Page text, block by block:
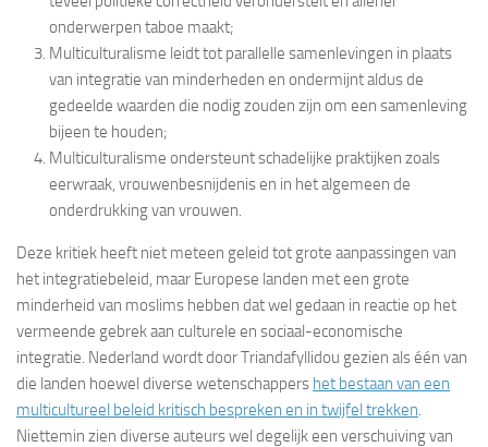
onderwerpen taboe maakt;
Multiculturalisme leidt tot parallelle samenlevingen in plaats
van integratie van minderheden en ondermijnt aldus de
gedeelde waarden die nodig zouden zijn om een samenleving
bijeen te houden;
Multiculturalisme ondersteunt schadelijke praktijken zoals
eerwraak, vrouwenbesnijdenis en in het algemeen de
onderdrukking van vrouwen.
Deze kritiek heeft niet meteen geleid tot grote aanpassingen van
het integratiebeleid, maar Europese landen met een grote
minderheid van moslims hebben dat wel gedaan in reactie op het
vermeende gebrek aan culturele en sociaal-economische
integratie. Nederland wordt door Triandafyllidou gezien als één van
die landen hoewel diverse wetenschappers het bestaan van een
multicultureel beleid kritisch bespreken en in twijfel trekken.
Niettemin zien diverse auteurs wel degelijk een verschuiving van